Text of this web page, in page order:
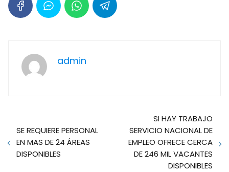
admin
SE REQUIERE PERSONAL
EN MAS DE 24 ÁREAS
DISPONIBLES
SI HAY TRABAJO
SERVICIO NACIONAL DE
EMPLEO OFRECE CERCA
DE 246 MIL VACANTES
DISPONIBLES